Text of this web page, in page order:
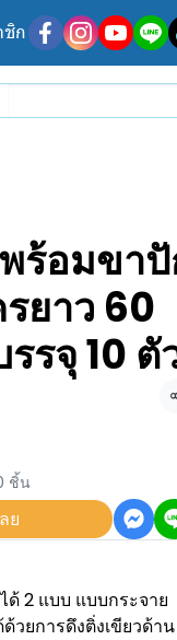
ชิก
ร้อมขา
ยาว 60
รจุ 10 ตั
ชิ้น
ย
2 แบบ แบบกระจาย
วยการดึงติ่งเขียวด้าน